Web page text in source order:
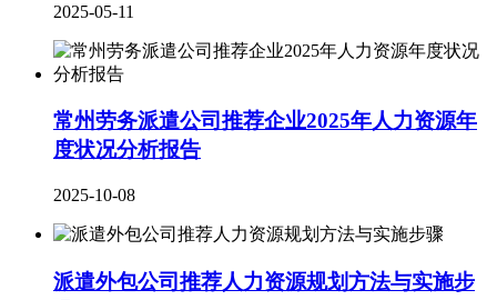
2025-05-11
常州劳务派遣公司推荐企业2025年人力资源年
度状况分析报告
2025-10-08
派遣外包公司推荐人力资源规划方法与实施步